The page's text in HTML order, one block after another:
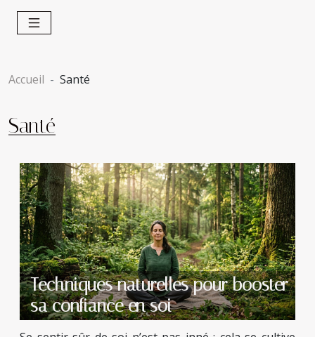
Accueil Santé
Santé
Techniques naturelles pour booster
sa confiance en soi